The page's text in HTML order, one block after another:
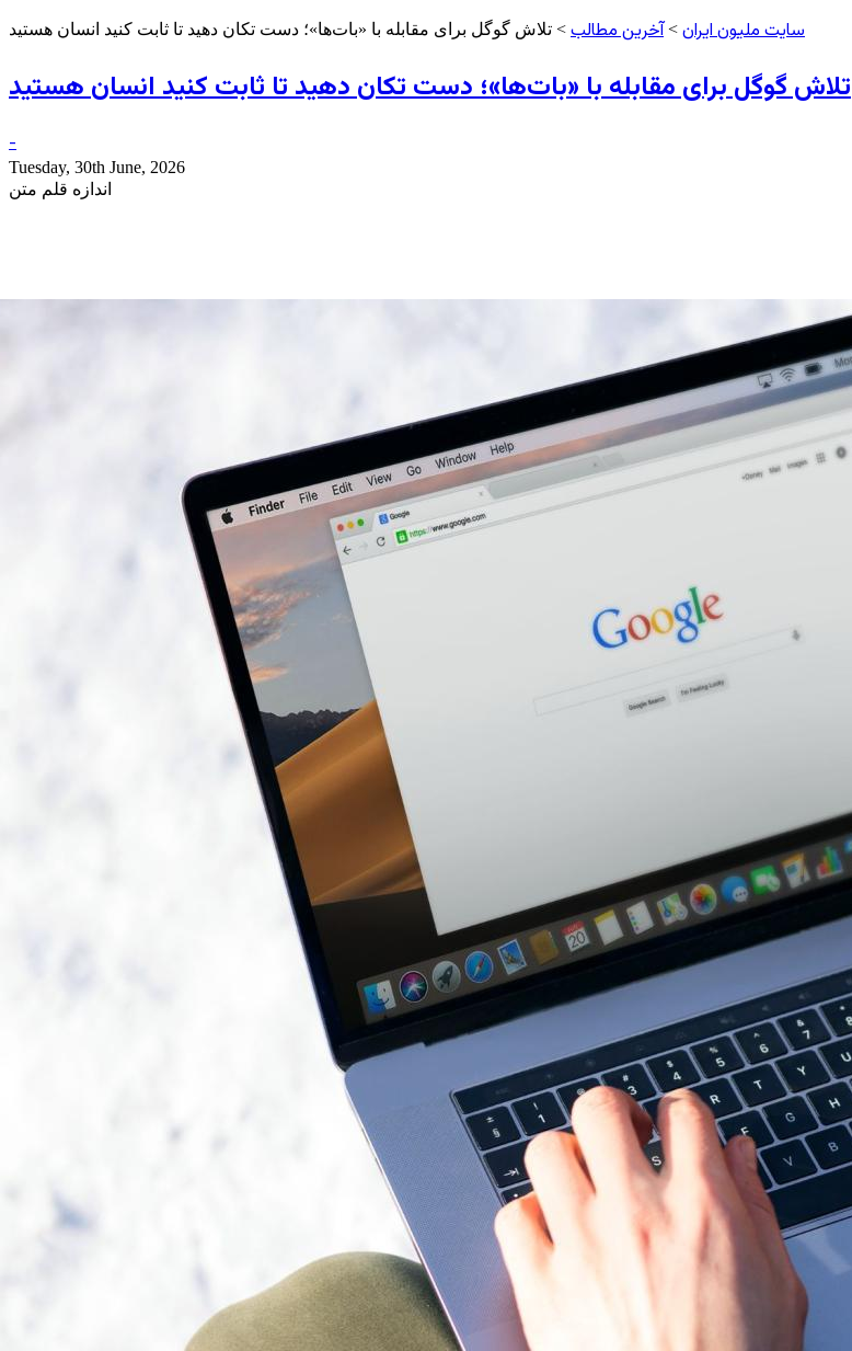
سایت ملیون ایران >آخرین مطالب > تلاش گوگل برای مقابله با «بات‌ها»؛ دست تکان دهید تا ثابت کنید انسان‌ هستید
تلاش گوگل برای مقابله با «بات‌ها»؛ دست تکان دهید تا ثابت کنید انسان‌ هستید
-
Tuesday, 30th June, 2026
اندازه قلم متن